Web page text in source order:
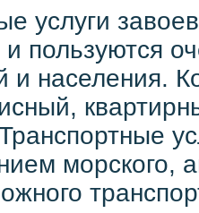
услуги
и пользуются
и населения.
морского,